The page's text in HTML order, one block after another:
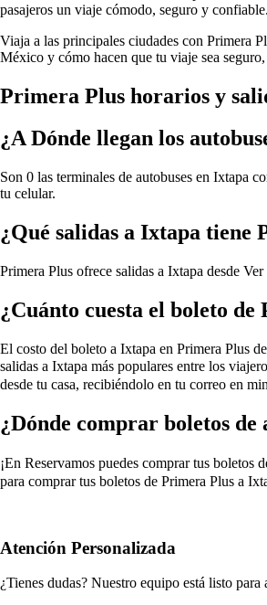
pasajeros un viaje cómodo, seguro y confiable.
Viaja a las principales ciudades con Primera
México y cómo hacen que tu viaje sea
Primera Plus horarios y
¿A Dónde llegan los
Son 0 las terminales de autobuses en Ixtapa
tu celular.
¿Qué salidas a Ixtapa tiene
Primera Plus ofrece salidas a Ixtapa desde Ver
¿Cuánto cuesta el boleto
El costo del boleto a Ixtapa en Primera Plus
salidas a Ixtapa más populares entre los
desde tu casa, recibiéndolo en tu correo en
¿Dónde comprar boletos
¡En Reservamos puedes comprar tus
para comprar tus boletos de Primera Plus a
Atención Personalizada
¿Tienes dudas? Nuestro equipo está listo para